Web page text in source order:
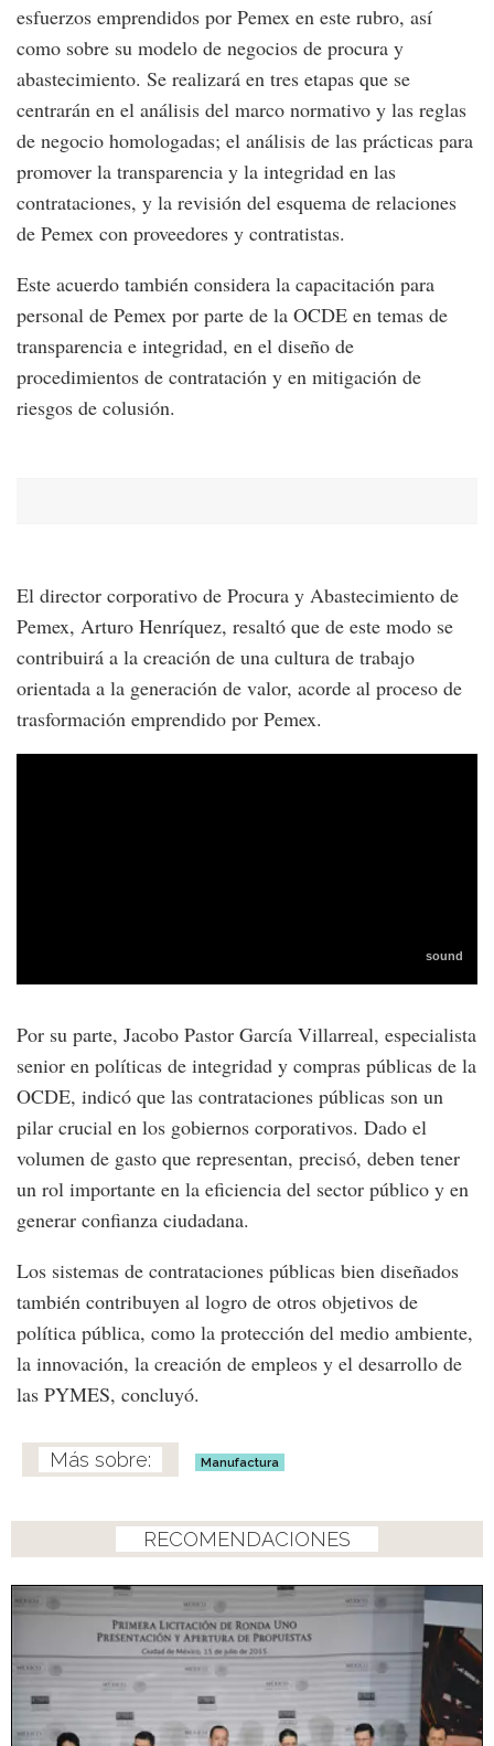
esfuerzos emprendidos por Pemex en este rubro, así
como sobre su modelo de negocios de procura y
abastecimiento. Se realizará en tres etapas que se
centrarán en el análisis del marco normativo y las reglas
de negocio homologadas; el análisis de las prácticas para
promover la transparencia y la integridad en las
contrataciones, y la revisión del esquema de relaciones
de Pemex con proveedores y contratistas.
Este acuerdo también considera la capacitación para
personal de Pemex por parte de la OCDE en temas de
transparencia e integridad, en el diseño de
procedimientos de contratación y en mitigación de
riesgos de colusión.
El director corporativo de Procura y Abastecimiento de
Pemex, Arturo Henríquez, resaltó que de este modo se
contribuirá a la creación de una cultura de trabajo
orientada a la generación de valor, acorde al proceso de
trasformación emprendido por Pemex.
Por su parte, Jacobo Pastor García Villarreal, especialista
senior en políticas de integridad y compras públicas de la
OCDE, indicó que las contrataciones públicas son un
pilar crucial en los gobiernos corporativos. Dado el
volumen de gasto que representan, precisó, deben tener
un rol importante en la eficiencia del sector público y en
generar confianza ciudadana.
Los sistemas de contrataciones públicas bien diseñados
también contribuyen al logro de otros objetivos de
política pública, como la protección del medio ambiente,
la innovación, la creación de empleos y el desarrollo de
las PYMES, concluyó.
Manufactura
RECOMENDACIONES